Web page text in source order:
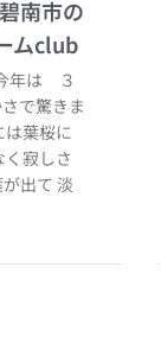
年は ３
で驚きま
は葉桜に
寂しさ
出て 淡